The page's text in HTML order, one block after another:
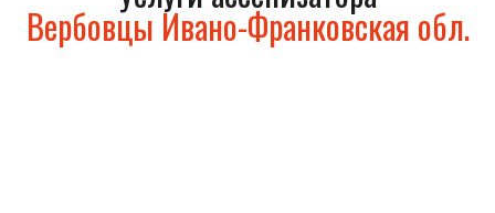
Вербовцы Ивано-Франковская обл.